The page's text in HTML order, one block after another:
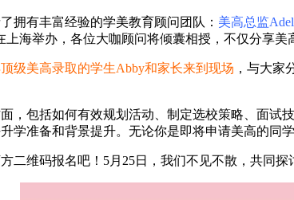
拥有丰富经验的学美教育顾问团队： 美高总监
海举办，各位大咖顾问将倾囊相授，不仅分享
级美高录取的学生Abby和家长来到现场 ，与大家
，包括如何有效规划活动、制定选校策略、面
学准备和背景提升。无论你是即将申请美高的同
二维码报名吧！5月25日，我们不见不散，共同探